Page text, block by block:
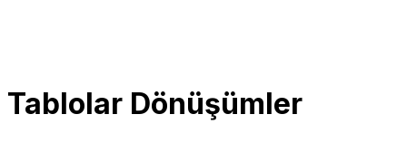
Tablolar Dönüşümler